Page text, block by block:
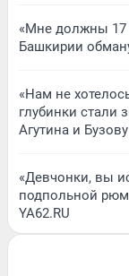
«Мне должны 17
Башкирии
«Нам не
глубинки стали
Агутина и Бузову
«Девчонки, вы
подпольной
YA62.RU